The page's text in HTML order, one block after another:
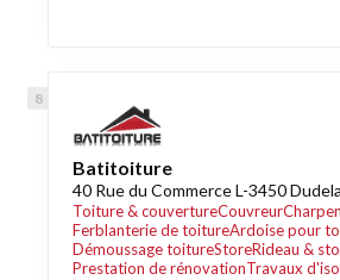
Batitoiture
40 Rue du Commerce L-3450
Toiture & couvertureCouvreur
Ferblanterie de toitureArdoise pour
Démoussage toitureStoreRideau &
Prestation de rénovationTravaux